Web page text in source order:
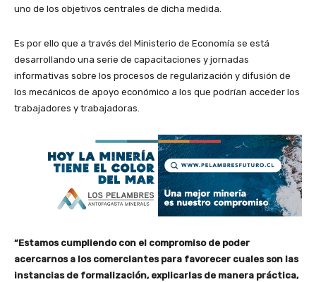
uno de los objetivos centrales de dicha medida.
Es por ello que a través del Ministerio de Economía se está
desarrollando una serie de capacitaciones y jornadas
informativas sobre los procesos de regularización y difusión de
los mecánicos de apoyo económico a los que podrían acceder los
trabajadores y trabajadoras.
“Estamos cumpliendo con el compromiso de poder
acercarnos a los comerciantes para favorecer cuales son las
instancias de formalización, explicarlas de manera práctica,